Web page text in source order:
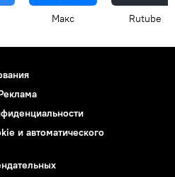
Макс Rutube
и автоматического